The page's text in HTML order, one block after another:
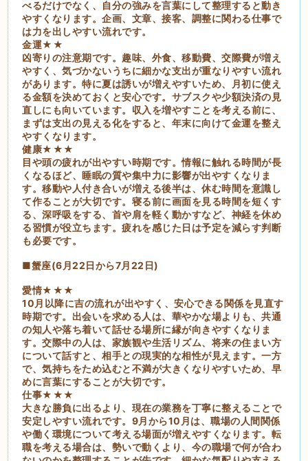
べるだけでなく、自分の強みを言葉にして整理すると動き
やすくなります。企画、文章、接客、調整に関わる仕事で
は力を出しやすい流れです。
金運★★
凶寄りの注意期です。趣味、外食、移動費、交際費が増え
やすく、気づかないうちに細かな支出が重なりやすい流れ
があります。特に夏は誘いが増えやすいため、月初に使え
る金額を決めておくと安心です。サブスクや少額決済の見
直しにも向いています。収入を増やすことを考える前に、
まずは支出の見える化をすると、年末に向けて金運を整え
やすくなります。
健康★★★
目や頭の疲れが出やすい時期です。情報に触れる時間が長
くなるほど、睡眠の質や集中力に影響が出やすくなりま
す。移動や人付き合いが増える後半は、休む時間を意識し
て作ることが大切です。寝る前に画面を見る時間を短くす
る、深呼吸をする、首や肩を軽く動かすなど、神経を休め
る習慣が役立ちます。疲れを感じた日は予定を減らす判断
も必要です。
■蟹座(6月22日から7月22日)
愛情★★★
10月以降に吉の流れが出やすく、安心できる関係を見直す
時期です。出会いを求める人は、華やかな場よりも、共通
の知人や落ち着いて話せる場所に縁が向きやすくなりま
す。交際中の人は、家族観や生活リズム、将来の住まい方
について話すと、相手との現実的な相性が見えます。一方
で、気持ちをため込むと不満が大きくなりやすいため、早
めに言葉にすることが大切です。
仕事★★★
大きな勝負に出るより、現在の業務を丁寧に整えることで
安定しやすい流れです。9月から10月は、職場の人間関係
や働く環境について考える場面が増えやすくなります。転
職を考える場合は、勢いで動くより、今の職場で何が合わ